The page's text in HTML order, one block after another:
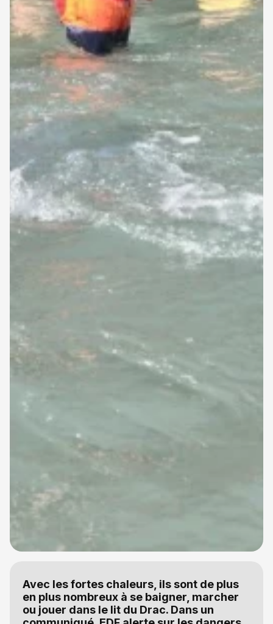
Avec les fortes chaleurs, ils sont de plus
en plus nombreux à se baigner, marcher
ou jouer dans le lit du Drac. Dans un